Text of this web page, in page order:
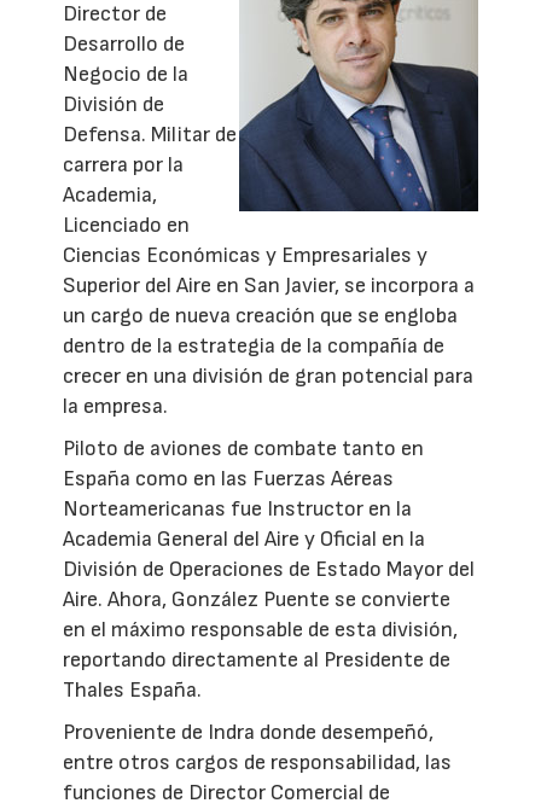
Director de
Desarrollo de
Negocio de la
División de
Defensa. Militar de
carrera por la
Academia,
Licenciado en
Ciencias Económicas y Empresariales y
Superior del Aire en San Javier, se incorpora a
un cargo de nueva creación que se engloba
dentro de la estrategia de la compañía de
crecer en una división de gran potencial para
la empresa.
Piloto de aviones de combate tanto en
España como en las Fuerzas Aéreas
Norteamericanas fue Instructor en la
Academia General del Aire y Oficial en la
División de Operaciones de Estado Mayor del
Aire. Ahora, González Puente se convierte
en el máximo responsable de esta división,
reportando directamente al Presidente de
Thales España.
Proveniente de Indra donde desempeñó,
entre otros cargos de responsabilidad, las
funciones de Director Comercial de